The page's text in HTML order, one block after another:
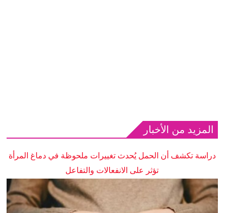
المزيد من الأخبار
دراسة تكشف أن الحمل يُحدث تغييرات ملحوظة في دماغ المرأة
تؤثر على الانفعالات والتفاعل